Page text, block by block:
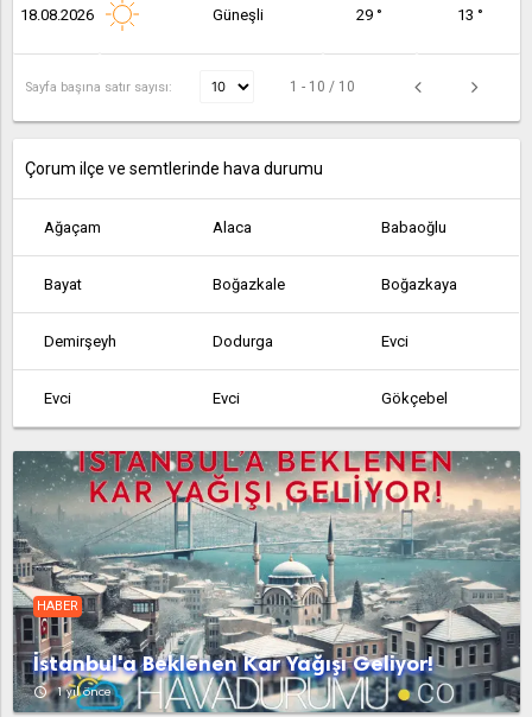
18.08.2026 Güneşli 29 ° 13 °
Sayfa başına satır sayısı: 1 - 10 / 10
Çorum ilçe ve semtlerinde hava durumu
Ağaçam Alaca Babaoğlu
Bayat Boğazkale Boğazkaya
Demirşeyh Dodurga Evci
Evci Evci Gökçebel
Hacıhasanoğlu Hamamözü İskilip
Kâmil Kargı Mecitözü
Ortaköy Osmancık Ovacıksuyu
Sungurlu Uğurludağ Abdullah
Acipinar Agacam Agcakoyun
HABER
İstanbul'a Beklenen Kar Yağışı Geliyor!
access_time 1 yıl önce